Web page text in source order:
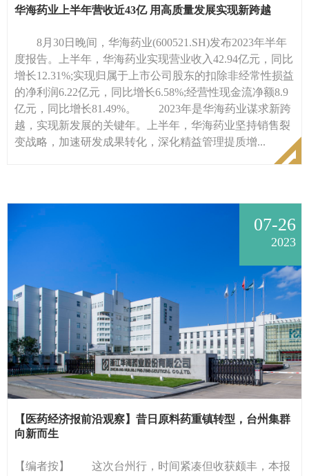
华海药业上半年营收近43亿 用高质量发展实现新跨越
8月30日晚间，华海药业(600521.SH)发布2023年半年
度报告。上半年，华海药业实现营业收入42.94亿元，同比
增长12.31%;实现归属于上市公司股东的扣除非经常性损益
的净利润6.22亿元，同比增长6.58%;经营性现金流净额8.9
亿元，同比增长81.49%。 2023年是华海药业谋求新跨
越，实现新发展的关键年。上半年，华海药业坚持销售裂
变战略，加速研发成果转化，深化精益管理提质增...
07-26
2023
【医药经济报前沿观察】昔日原料药重镇转型，台州集群
向新而生
【编者按】 这次台州行，时间紧凑但收获颇丰，本报